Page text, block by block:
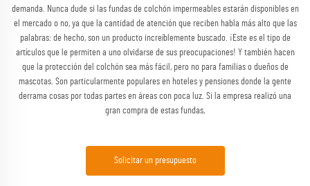
demanda. Nunca dude si las fundas de colchón impermeables estarán disponibles en
el mercado o no, ya que la cantidad de atención que reciben habla más alto que las
palabras: de hecho, son un producto increíblemente buscado. ¡Este es el tipo de
artículos que le permiten a uno olvidarse de sus preocupaciones! Y también hacen
que la protección del colchón sea más fácil, pero no para familias o dueños de
mascotas. Son particularmente populares en hoteles y pensiones donde la gente
derrama cosas por todas partes en áreas con poca luz. Si la empresa realizó una
gran compra de estas fundas,
Solicitar un presupuesto